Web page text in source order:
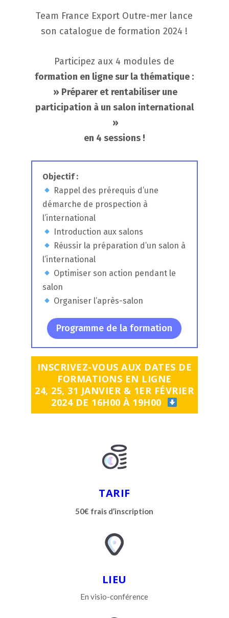
Team France Export Outre-mer lance
son catalogue de formation 2024 !
Participez aux 4 modules de
formation en ligne sur la thématique :
» Préparer et rentabiliser une
participation à un salon international
»
en 4 sessions !
Objectif :
Rappel des prérequis d’une
démarche de prospection à
l’international
Introduction aux salons
Réussir la préparation d’un salon à
l’international
Optimiser son action pendant le
salon
Organiser l’après-salon
Programme de la formation
INSCRIVEZ-VOUS AUX DATES DE
FORMATIONS EN LIGNE
24, 25, 31 JANVIER & 1ER FÉVRIER
2024 DE 16H00 À 19H00
TARIF
50€ frais d’inscription
LIEU
En visio-conférence